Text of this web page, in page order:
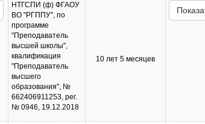
НТГСПИ (ф) ФГАОУ
ВО "РГППУ", по
программе
"Преподаватель
высшей школы",
квалификация
"Преподаватель
высшего
образования", №
662406911253, рег.
№ 0946, 19.12.2018
10 лет 5 месяцев